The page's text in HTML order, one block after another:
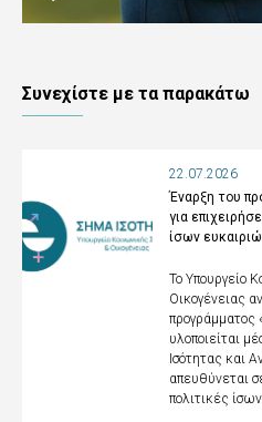
Συνεχίστε με τα παρακάτω
22.07.2026
Έναρξη του
για
ίσων
Το Υπουργείο
Οικογένειας
προγράμματος
υλοποιείται
Ισότητας και
απευθύνεται
πολιτικές